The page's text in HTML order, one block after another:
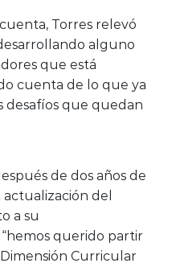
Torres relevó
alguno
que está
cuenta de lo que ya
desafíos que quedan
de dos años de
del
a su
querido partir
Curricular